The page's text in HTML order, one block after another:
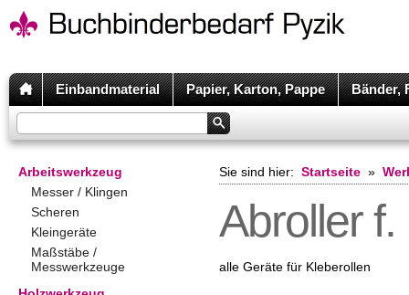
Einbandmaterial Papier, Karton, Pappe Bänder,
Arbeitswerkzeug
Messer / Klingen
Scheren
Kleingeräte
Maßstäbe /
Messwerkzeuge
Sie sind hier: Startseite »
Abroller
alle Geräte für Kleberollen